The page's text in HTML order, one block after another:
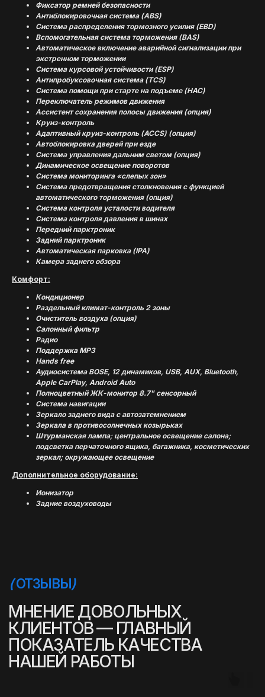
Фиксатор ремней безопасности
Антиблокировочная система (ABS)
Система распределения тормозного усилия (EBD)
Вспомогательная система торможения (BAS)
Автоматическое включение аварийной сигнализации при
экстренном торможении
Система курсовой устойчивости (ESP)
Антипробуксовочная система (TCS)
Система помощи при старте на подъеме (HAC)
Переключатель режимов движения
Ассистент сохранения полосы движения (опция)
Круиз-контроль
Адаптивный круиз-контроль (ACCS) (опция)
Автоблокировка дверей при езде
Система управления дальним светом (опция)
Динамическое освещение поворотов
Система мониторинга «слепых зон»
Система предотвращения столкновения с функцией
автоматического торможения (опция)
Система контроля усталости водителя
Система контроля давления в шинах
Передний парктроник
Задний парктроник
Автоматическая парковка (IPA)
Камера заднего обзора
Комфорт:
Кондиционер
Раздельный климат-контроль 2 зоны
Очиститель воздуха (опция)
Салонный фильтр
Радио
Поддержка MP3
Hands free
Аудиосистема BOSE, 12 динамиков, USB, AUX, Bluetooth,
Apple CarPlay, Android Auto
Полноцветный ЖК-монитор 8.7" сенсорный
Система навигации
Зеркало заднего вида с автозатемнением
Зеркала в противосолнечных козырьках
Штурманская лампа; центральное освещение салона;
подсветка перчаточного ящика, багажника, косметических
зеркал; окружающее освещение
Дополнительное оборудование:
Ионизатор
Задние воздуховоды
МНЕНИЕ ДОВОЛЬНЫХ
КЛИЕНТОВ — ГЛАВНЫЙ
ПОКАЗАТЕЛЬ КАЧЕСТВА
НАШЕЙ РАБОТЫ
ОТЗЫВЫ)
УСПЕШНЫЕ ИСТОРИИ)